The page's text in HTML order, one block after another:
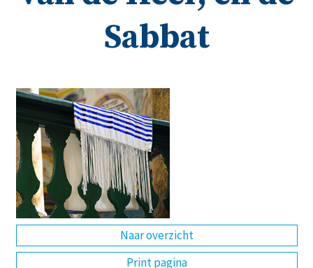
Sabbat
Naar overzicht
Print pagina
Kinderwerk
Jongerenwerk
Het Studiehuis (cursus)
Over ons
DE EN